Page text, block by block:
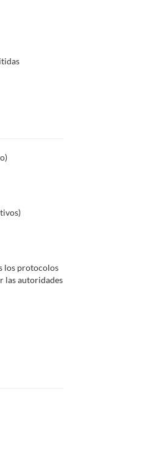
los protocolos
las autoridades